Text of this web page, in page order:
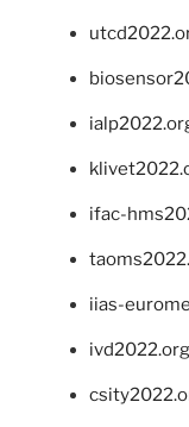
ifac-
iias-
ivd2022.org